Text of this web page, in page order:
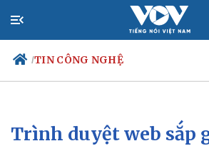
/TIN CÔNG NGHỆ
Chính trị
Xã hội
Trình duyệt web sắp